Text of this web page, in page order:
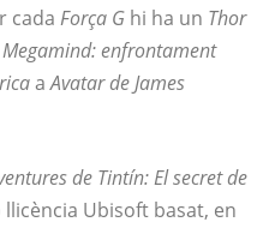
cada Força G hi ha un Thor
Megamind: enfrontament
aAvatar de James
de Tintín: El secret de
Ubisoft basat, en